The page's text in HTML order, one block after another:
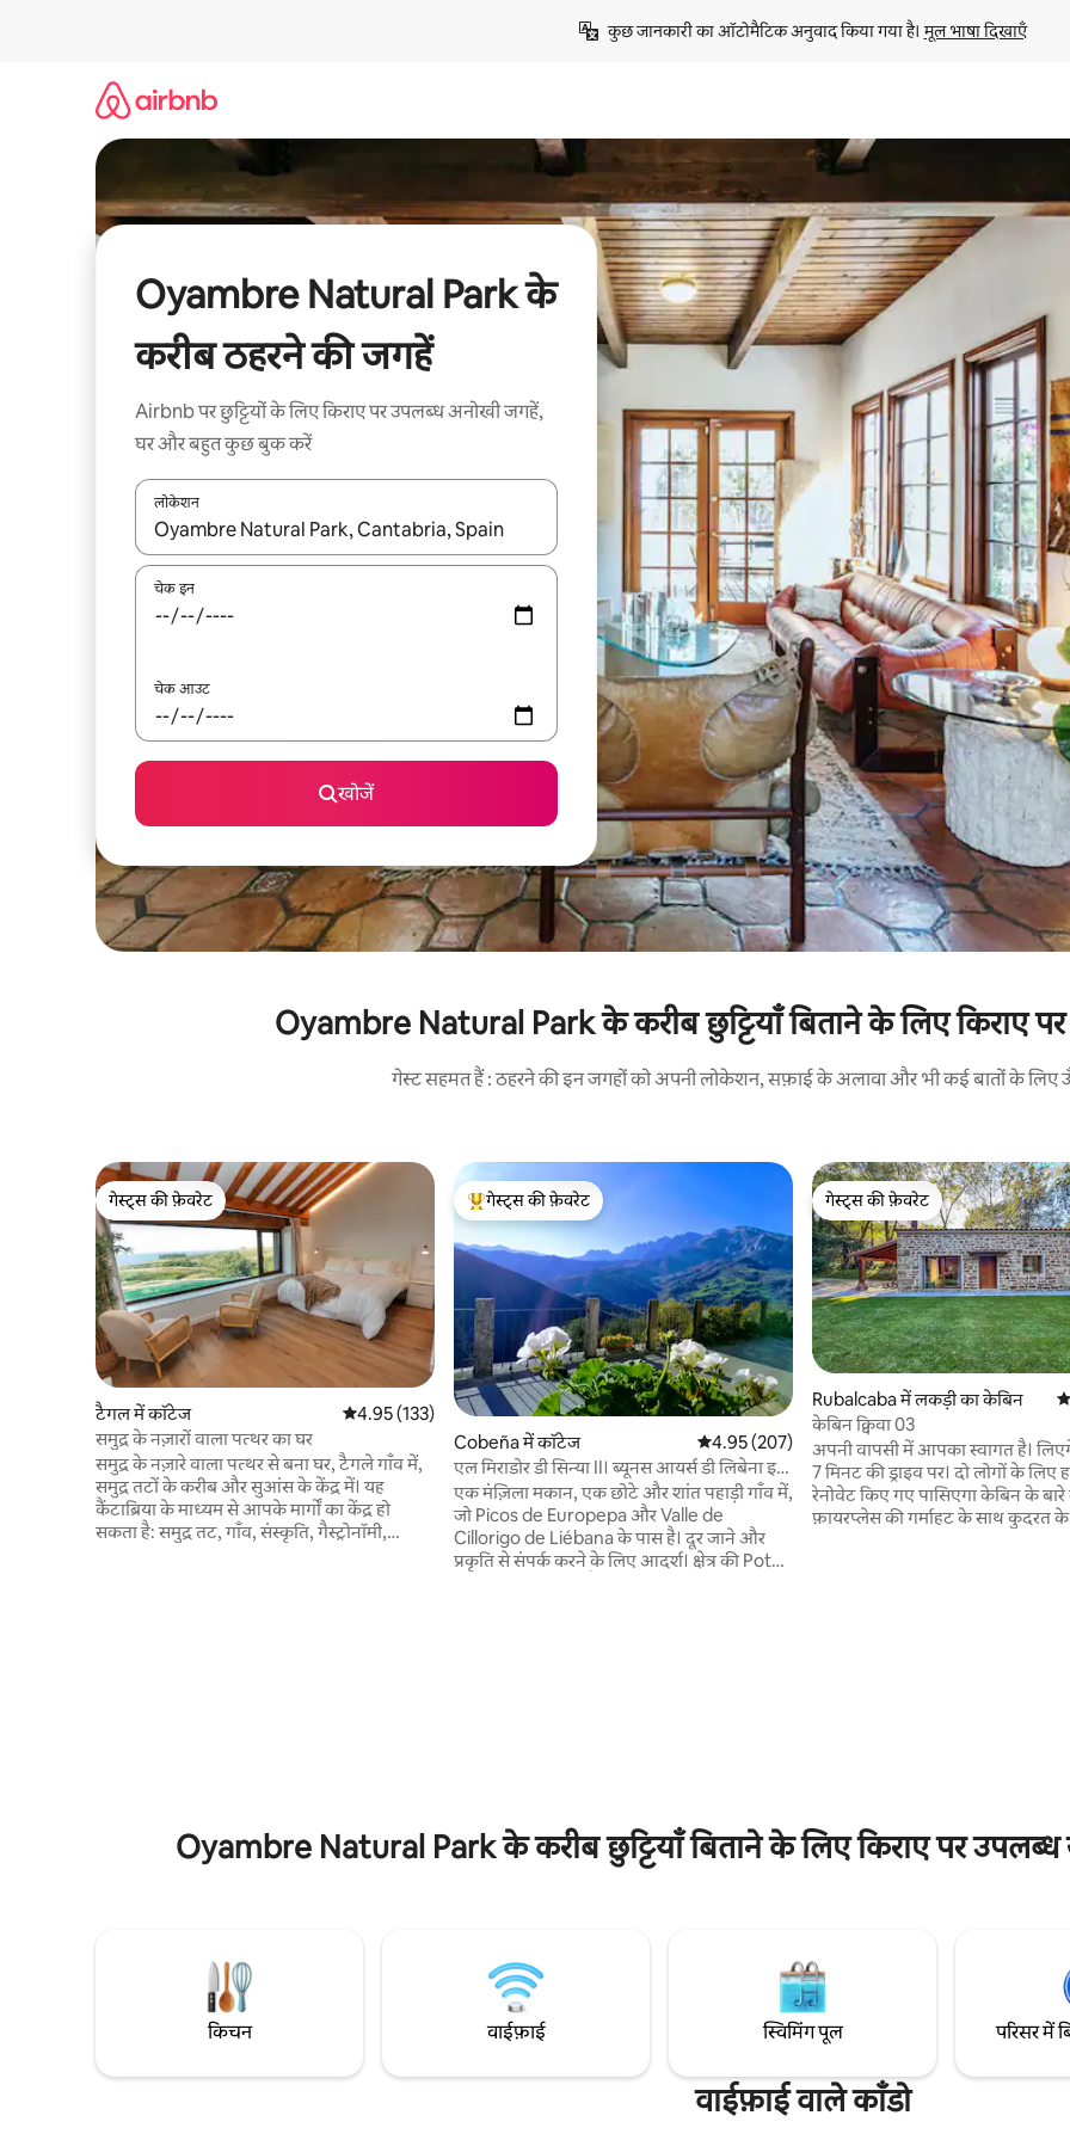
कुछ जानकारी का ऑटोमैटिक अनुवाद किया गया है। मूल भाषा दिखाएँ
Oyambre Natural Park के
करीब ठहरने की जगहें
Airbnb पर छुट्टियों के लिए किराए पर उपलब्ध अनोखी जगहें,
घर और बहुत कुछ बुक करें
लोकेशन
नतीजों के उपलब्ध होने पर, अप और डाउन 'ऐरो की' का इस्तेमाल करके नेविगेट करें या टच या फिर स्वाइप जेस्चर का इस्तेमाल करके एक्सप्लोर करें।
चेक इन
चेक आउट
खोजें
Oyambre Natural Park के करीब छुट्टियाँ बिताने के लिए किराए
गेस्ट सहमत हैं : ठहरने की इन जगहों को अपनी लोकेशन, सफ़ाई के अलावा और भी कई बातों के लिए
गेस्ट्स की फ़ेवरेट
गेस्ट्स की फ़ेवरेट
टैगल में कॉटेज औसत रेटिंग 5 में से 4.95, 133 समीक्षाएँ
4.95 (133)
समुद्र के नज़ारों वाला पत्थर का घर
समुद्र के नज़ारे वाला पत्थर से बना घर, टैगले गाँव में,
समुद्र तटों के करीब और सुआंस के केंद्र में। यह
कैंटाब्रिया के माध्यम से आपके मार्गों का केंद्र हो
सकता है: समुद्र तट, गाँव, संस्कृति, गैस्ट्रोनॉमी,
गेस्ट्स का टॉप फ़ेवरेट
गेस्ट्स की फ़ेवरेट
Cobeña में कॉटेज औसत रेटिंग 5 में से 4.95, 207 समीक्षाएँ
4.95 (207)
एल मिराडोर डी सिन्या II। ब्यूनस आयर्स डी लिबेना इन
पिकोस
एक मंज़िला मकान, एक छोटे और शांत पहाड़ी गाँव में,
जो Picos de Europepa और Valle de
Cillorigo de Liébana के पास है। दूर जाने और
प्रकृति से संपर्क करने के लिए आदर्श। क्षेत्र की Potes
गेस्ट्स की फ़ेवरेट
गेस्ट्स की फ़ेवरेट
Rubalcaba में लकड़ी का केबिन
केबिन क्विवा 03
अपनी वापसी में आपका स्वागत है।
7 मिनट की ड्राइव पर। दो लोगों के लिए
रेनोवेट किए गए पासिएगा केबिन के बारे
फ़ायरप्लेस की गर्माहट के साथ कुदरत
Oyambre Natural Park के करीब छुट्टियाँ बिताने के लिए किराए पर उपलब्ध
किचन वाईफ़ाई स्विमिंग पूल परिसर में
वाईफ़ाई वाले काँडो